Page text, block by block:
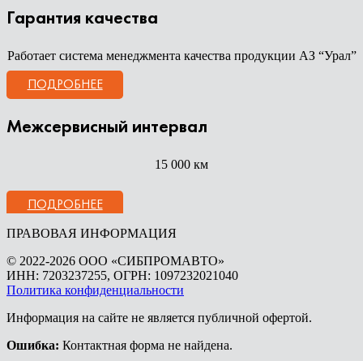
Гарантия качества
Работает система менеджмента качества продукции АЗ “Урал”
ПОДРОБНЕЕ
Межсервисный интервал
15 000 км
ПОДРОБНЕЕ
ПРАВОВАЯ ИНФОРМАЦИЯ
© 2022-2026 ООО «СИБПРОМАВТО»
ИНН: 7203237255, ОГРН: 1097232021040
Политика конфиденциальности
Информация на сайте не является публичной офертой.
Ошибка: Контактная форма не найдена.